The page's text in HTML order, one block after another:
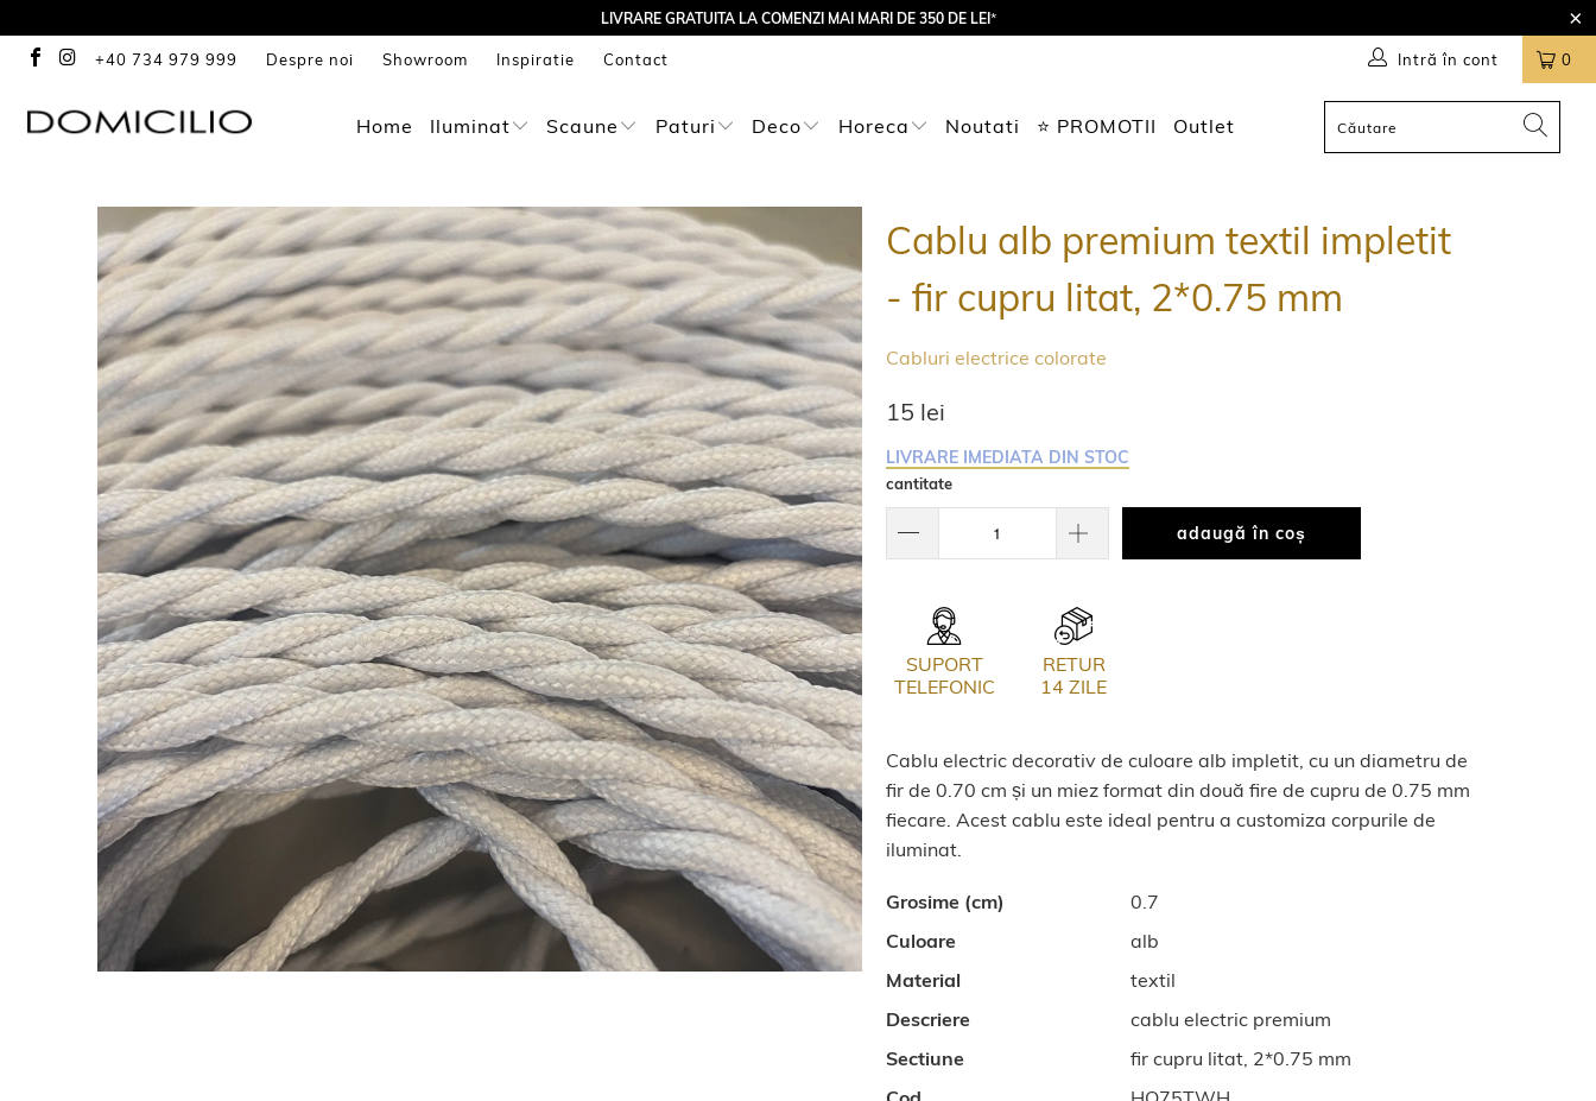
LIVRARE GRATUITA LA COMENZI MAI MARI DE 350 DE LEI*
+40 734 979 999 Despre noi Showroom Inspiratie Contact 0
Intră în cont
Home Iluminat Scaune Paturi Deco Horeca Noutati ⭐ PROMOTII Outlet
Cablu alb premium textil impletit
- fir cupru litat, 2*0.75 mm
Cabluri electrice colorate
15 lei
LIVRARE IMEDIATA DIN STOC
cantitate
adaugă în coș
SUPORT
TELEFONIC
RETUR
14 ZILE
Cablu electric decorativ de culoare alb impletit, cu un diametru de
fir de 0.70 cm și un miez format din două fire de cupru de 0.75 mm
fiecare. Acest cablu este ideal pentru a customiza corpurile de
iluminat.
Grosime (cm)
0.7
Culoare
alb
Material
textil
Descriere
cablu electric premium
Sectiune
fir cupru litat, 2*0.75 mm